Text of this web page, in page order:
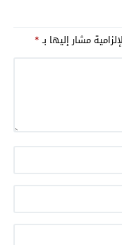
مشار إليها بـ*